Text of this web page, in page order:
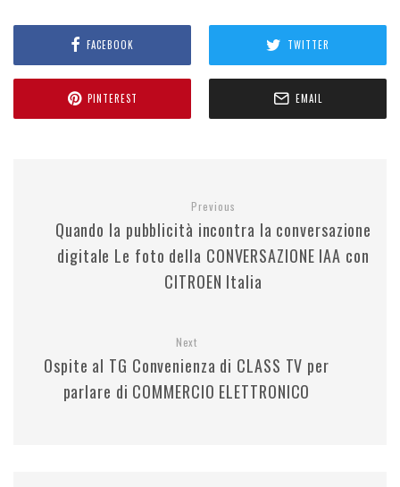
FACEBOOK TWITTER
PINTEREST EMAIL
Previous
Quando la pubblicità incontra la conversazione
digitale Le foto della CONVERSAZIONE IAA con
CITROEN Italia
Next
Ospite al TG Convenienza di CLASS TV per
parlare di COMMERCIO ELETTRONICO